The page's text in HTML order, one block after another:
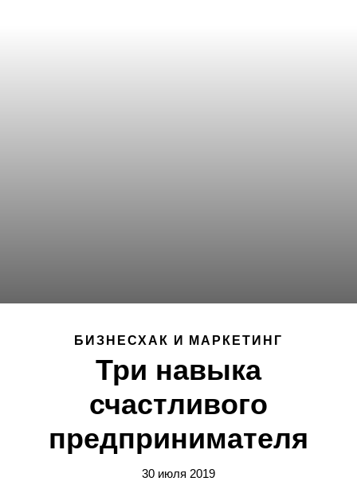
БИЗНЕСХАК И МАРКЕТИНГ
Три навыка
счастливого
предпринимателя
30 июля 2019